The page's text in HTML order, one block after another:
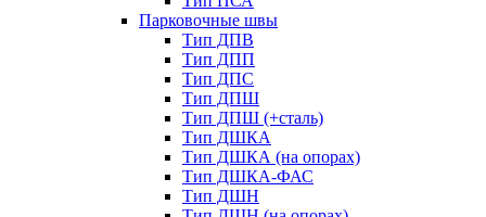
Парковочные швы
Тип ДПВ
Тип ДПП
Тип ДПС
Тип ДПШ
Тип ДПШ (+сталь)
Тип ДШКА
Тип ДШКА (на опорах)
Тип ДШКА-ФАС
Тип ДШН